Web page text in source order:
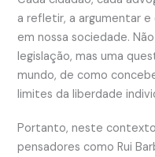
a refletir, a argumentar e
em nossa sociedade.
legislação, mas uma
mundo, de como
limites da liberdade
Portanto, neste
pensadores como Rui